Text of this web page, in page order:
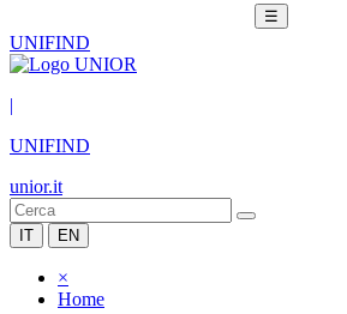
☰
UNIFIND
|
UNIFIND
unior.it
IT EN
×
Home